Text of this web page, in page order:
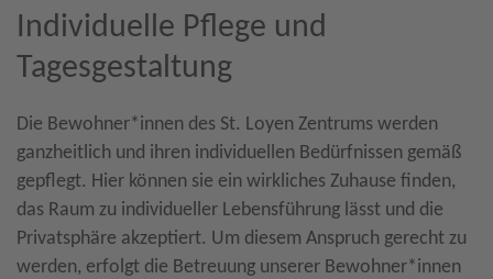
Individuelle Pflege und
Tagesgestaltung
Die Bewohner*innen des St. Loyen Zentrums werden
ganzheitlich und ihren individuellen Bedürfnissen gemäß
gepflegt. Hier können sie ein wirkliches Zuhause finden,
das Raum zu individueller Lebensführung lässt und die
Privatsphäre akzeptiert. Um diesem Anspruch gerecht zu
werden, erfolgt die Betreuung unserer Bewohner*innen